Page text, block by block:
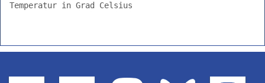
Temperatur in Grad Celsius